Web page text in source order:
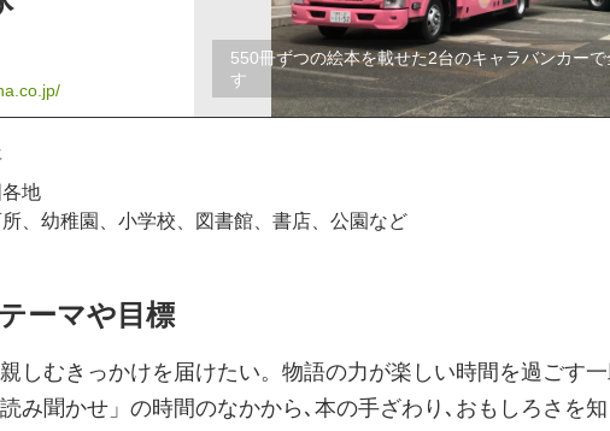
550冊ずつの絵本を載せた2台のキャラバンカー
す
地
、幼稚園、小学校、図書館、書店、公園など
ーマや目標
しむきっかけを届けたい。物語の力が楽しい時間を過ごす
み聞かせ」の時間のなかから､本の手ざわり､おもしろさを知